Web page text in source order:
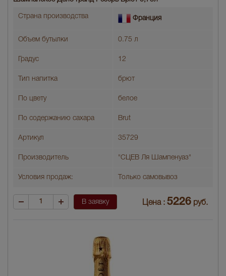
Страна производства Франция
Объем бутылки 0.75 л
Градус 12
Тип напитка брют
По цвету белое
По содержанию сахара Brut
Артикул 35729
Производитель "СЦЕВ Ля Шампенуаз"
Условия продаж: Только самовывоз
В заявку Цена : 5226 руб.